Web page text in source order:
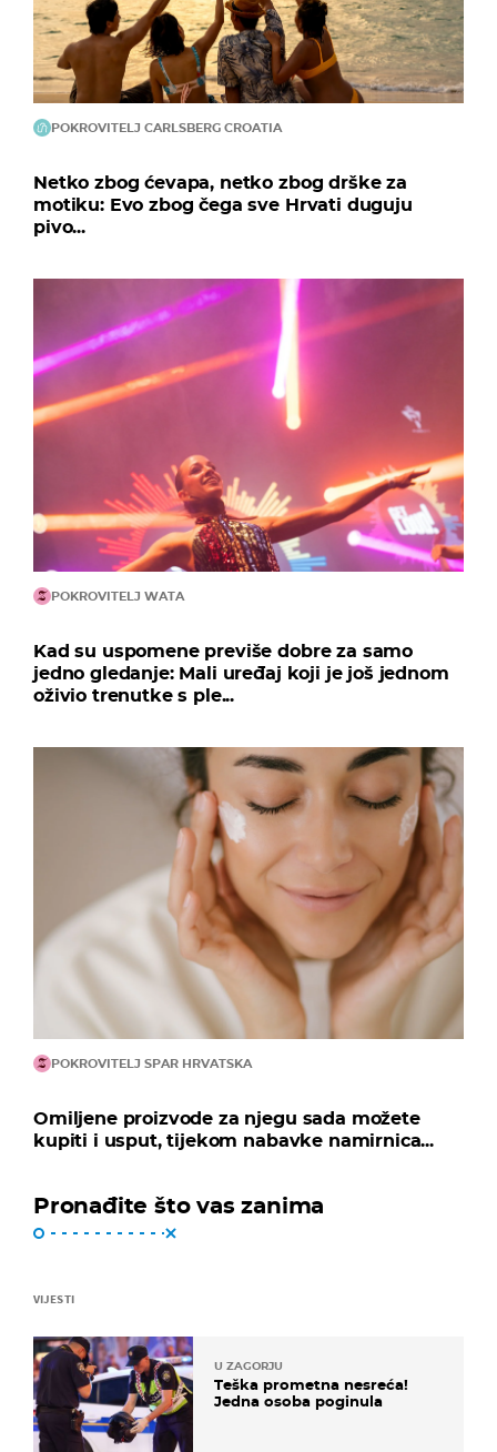
POKROVITELJ CARLSBERG CROATIA
Netko zbog ćevapa, netko zbog drške za
motiku: Evo zbog čega sve Hrvati duguju
pivo...
POKROVITELJ WATA
Kad su uspomene previše dobre za samo
jedno gledanje: Mali uređaj koji je još jednom
oživio trenutke s ple...
POKROVITELJ SPAR HRVATSKA
Omiljene proizvode za njegu sada možete
kupiti i usput, tijekom nabavke namirnica...
Pronađite što vas zanima
VIJESTI
U ZAGORJU
Teška prometna nesreća!
Jedna osoba poginula